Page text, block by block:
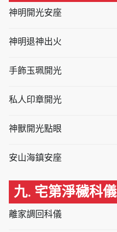
神明開光安座
神明退神出火
手飾玉珮開光
私人印章開光
神獸開光點眼
安山海鎮安座
九. 宅第淨穢科儀
離家調回科儀